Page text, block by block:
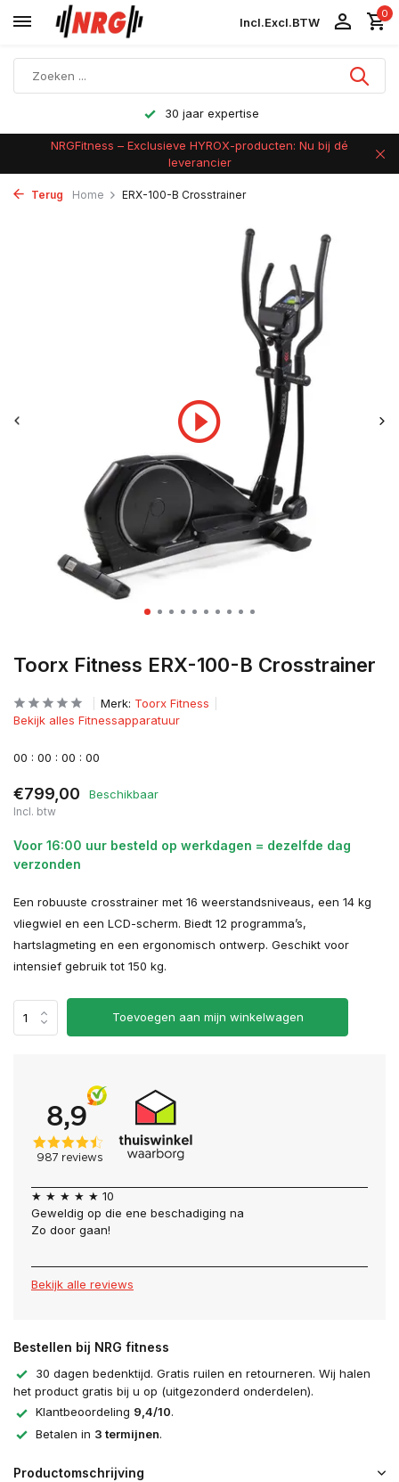
Incl.Excl.BTW
0
30 jaar expertise
NRGFitness – Exclusieve HYROX-producten: Nu bij dé
leverancier
Terug Home ERX-100-B Crosstrainer
Toorx Fitness ERX-100-B Crosstrainer
Merk: Toorx Fitness
Bekijk alles Fitnessapparatuur
00 : 00 : 00 : 00
€799,00 Beschikbaar
Incl. btw
Voor 16:00 uur besteld op werkdagen = dezelfde dag
verzonden
Een robuuste crosstrainer met 16 weerstandsniveaus, een 14 kg
vliegwiel en een LCD-scherm. Biedt 12 programma’s,
hartslagmeting en een ergonomisch ontwerp. Geschikt voor
intensief gebruik tot 150 kg.
Toevoegen aan mijn winkelwagen
★ ★ ★ ★ ★ 10
Geweldig op die ene beschadiging na
Zo door gaan!
Bekijk alle reviews
Bestellen bij NRG fitness
30 dagen bedenktijd. Gratis ruilen en retourneren. Wij halen
het product gratis bij u op (uitgezonderd onderdelen).
Klantbeoordeling 9,4/10.
Betalen in 3 termijnen.
Productomschrijving